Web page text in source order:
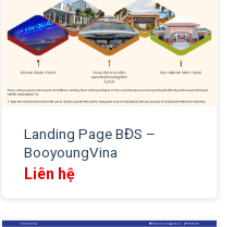
Landing Page BĐS –
BooyoungVina
Liên hệ